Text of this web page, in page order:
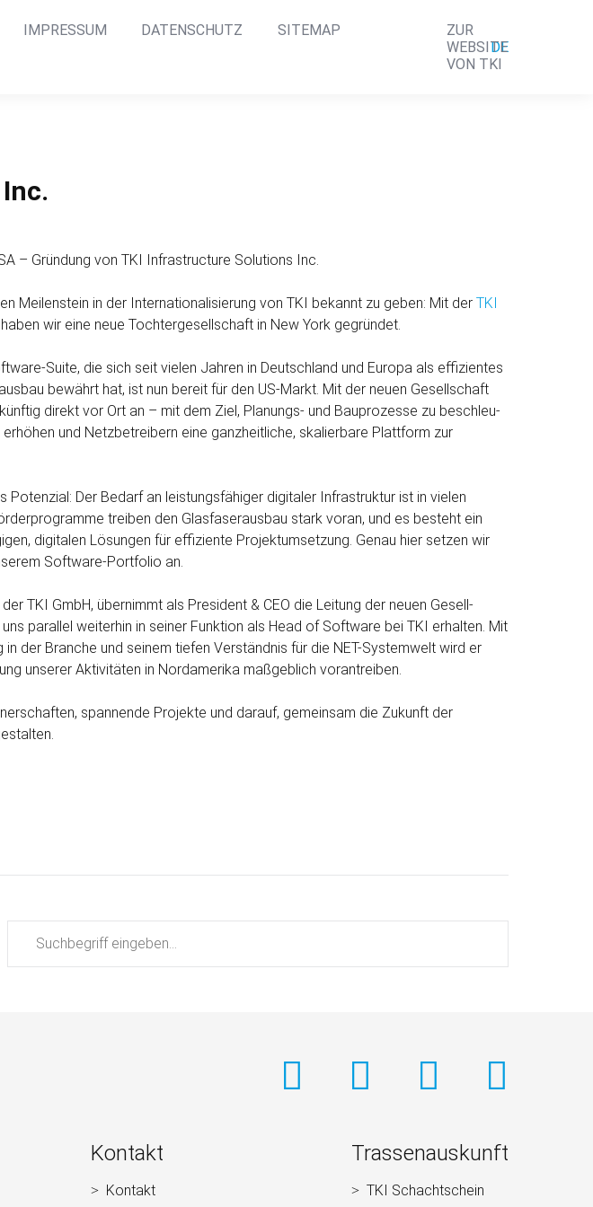
DE
IMPRESSUM DATENSCHUTZ SITEMAP
ZUR
WEBSITE
VON TKI
– Gründung von TKI Infrastructure Solutions Inc.
Meilenstein in der Internationalisierung von TKI bekannt zu geben: Mit derTKI
haben wir eine neue Tochtergesellschaft in New York gegründet.
Suite, die sich seit vielen Jahren in Deutschland und Europa als effi­zientes
bewährt hat, ist nun bereit für den US-Markt. Mit der neuen Gesell­schaft
direkt vor Ort an – mit dem Ziel, Planungs- und Bau­prozesse zu beschleu­
und Netz­betreibern eine ganz­heitliche, skalierbare Platt­form zur
Potenzial: Der Bedarf an leistungs­fähiger digitaler Infra­struktur ist in vielen
treiben den Glasfaser­ausbau stark voran, und es besteht ein
digitalen Lösungen für effiziente Projekt­umsetzung. Genau hier setzen wir
Soft­ware-Portfolio an.
TKI GmbH, übernimmt als President & CEO die Leitung der neuen Gesell­
parallel weiterhin in seiner Funktion als Head of Soft­ware bei TKI erhalten. Mit
in der Branche und seinem tiefen Verständnis für die NET-Systemwelt wird er
unserer Aktivitäten in Nordamerika maßgeblich vorantreiben.
spannende Projekte und darauf, gemeinsam die Zukunft der
Kontakt
Navigation
Kontakt
Trassenauskunft
Navigation
TKI Schachtschein